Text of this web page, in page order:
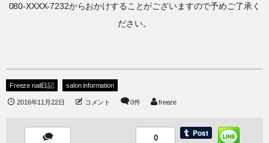
080-XXXX-7232からおかけすることがございますので予めご了承く
ださい。
Freeze nail日記 salon information
2016年11月22日 コメント 0件 freeze
0